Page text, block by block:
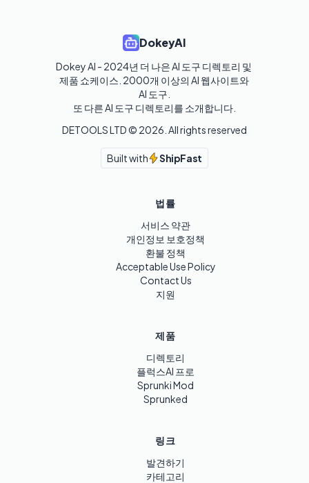
DokeyAI
Dokey AI - 2024년 더 나은 AI 도구 디렉토리 및
제품 쇼케이스. 2000개 이상의 AI 웹사이트와
AI 도구.
또 다른 AI 도구 디렉토리를 소개합니다.
DETOOLS LTD © 2026 . All rights reserved
Built with ShipFast
법률
서비스 약관
개인정보 보호정책
환불 정책
Acceptable Use Policy
Contact Us
지원
제품
디렉토리
플럭스AI 프로
Sprunki Mod
Sprunked
링크
발견하기
카테고리